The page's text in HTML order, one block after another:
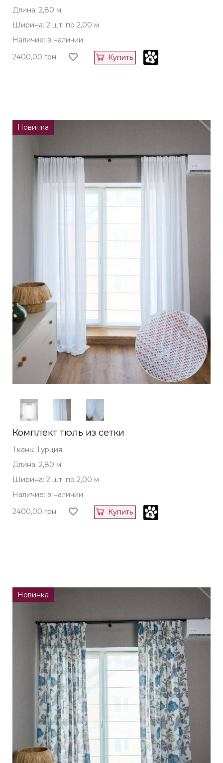
Длина: 2,80 м
Ширина: 2 шт. по 2,00 м
Наличие: в наличии
2400,00 грн Купить
Новинка
Комплект тюль из сетки
Ткань: Турция
Длина: 2,80 м
Ширина: 2 шт. по 2,00 м
Наличие: в наличии
2400,00 грн Купить
Новинка